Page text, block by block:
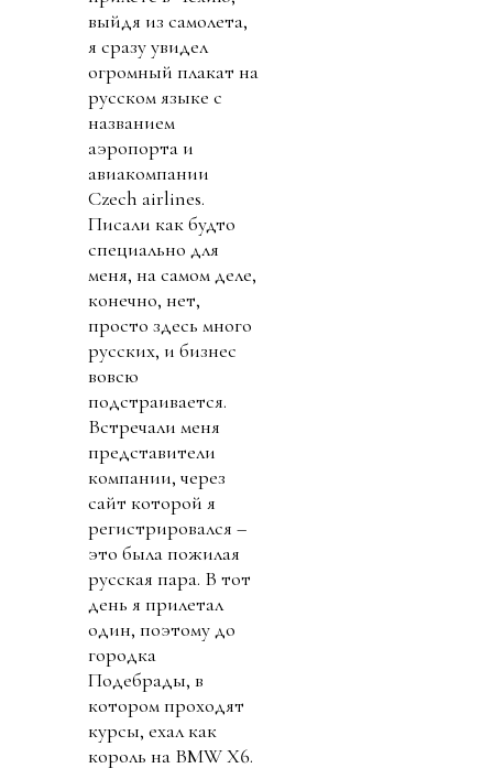
выйдя из самолета,
я сразу увидел
огромный плакат на
русском языке с
названием
аэропорта и
авиакомпании
Czech airlines.
Писали как будто
специально для
меня, на самом деле,
конечно, нет,
просто здесь много
русских, и бизнес
вовсю
подстраивается.
Встречали меня
представители
компании, через
сайт которой я
регистрировался –
это была пожилая
русская пара. В тот
день я прилетал
один, поэтому до
городка
Подебрады, в
котором проходят
курсы, ехал как
король на BMW X6.